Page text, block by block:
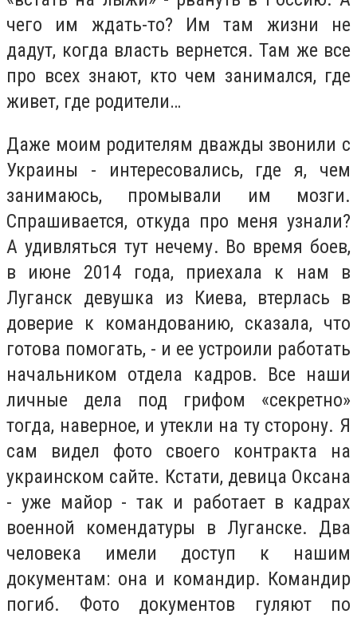
чего им ждать-то? Им там жизни не
дадут, когда власть вернется. Там же все
про всех знают, кто чем занимался, где
живет, где родители…
Даже моим родителям дважды звонили с
Украины - интересовались, где я, чем
занимаюсь, промывали им мозги.
Спрашивается, откуда про меня узнали?
А удивляться тут нечему. Во время боев,
в июне 2014 года, приехала к нам в
Луганск девушка из Киева, втерлась в
доверие к командованию, сказала, что
готова помогать, - и ее устроили работать
начальником отдела кадров. Все наши
личные дела под грифом «секретно»
тогда, наверное, и утекли на ту сторону. Я
сам видел фото своего контракта на
украинском сайте. Кстати, девица Оксана
- уже майор - так и работает в кадрах
военной комендатуры в Луганске. Два
человека имели доступ к нашим
документам: она и командир. Командир
погиб. Фото документов гуляют по